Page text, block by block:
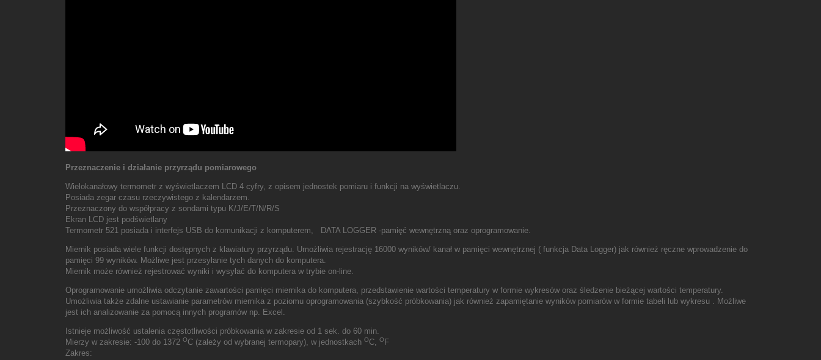
Przeznaczenie i działanie przyrządu pomiarowego
Wielokanałowy termometr z wyświetlaczem LCD 4 cyfry, z opisem jednostek pomiaru i funkcji na wyświetlaczu.
Posiada zegar czasu rzeczywistego z kalendarzem.
Przeznaczony do współpracy z sondami typu K/J/E/T/N/R/S
Ekran LCD jest podświetlany
Termometr 521 posiada i interfejs USB do komunikacji z komputerem, DATA LOGGER -pamięć wewnętrzną oraz oprogramowanie.
Miernik posiada wiele funkcji dostępnych z klawiatury przyrządu. Umożliwia rejestrację 16000 wyników/ kanał w pamięci wewnętrznej ( funkcja Data Logger) jak również ręczne wprowadzenie do
pamięci 99 wyników. Możliwe jest przesyłanie tych danych do komputera.
Miernik może również rejestrować wyniki i wysyłać do komputera w trybie on-line.
Oprogramowanie umożliwia odczytanie zawartości pamięci miernika do komputera, przedstawienie wartości temperatury w formie wykresów oraz śledzenie bieżącej wartości temperatury.
Umożliwia także zdalne ustawianie parametrów miernika z poziomu oprogramowania (szybkość próbkowania) jak również zapamiętanie wyników pomiarów w formie tabeli lub wykresu . Możliwe
jest ich analizowanie za pomocą innych programów np. Excel.
Istnieje możliwość ustalenia częstotliwości próbkowania w zakresie od 1 sek. do 60 min.
Mierzy w zakresie: -100 do 1372 OC (zależy od wybranej termopary), w jednostkach OC, O F
Zakres: